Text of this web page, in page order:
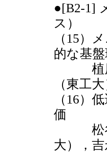
●[B2-1]
ス）
（15）
的な基
植原
（東工大
（16）
価
松谷宏
大），